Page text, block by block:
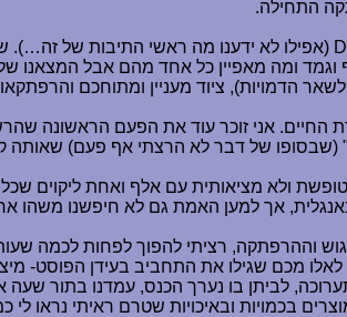
התחילה.
(אפילו לא ידענו מה ראשי התיבות של זה…
).
וגמד ומה מאפיין כל אחד מהם אבל המצאנו
הדמויות), ציוד מעניין ומתוחכם
החיים. אני זוכר עוד את הפעם הראשונה
(שבסופו של דבר לא הרצתי אף פעם)
ולא מציאותית עם אלף ואחת ליקוים
אך למען האמת גם לא חיפשנו משהו
לאלו מכם שגילו את התחביב בעידן הפוסט-
לביתן בו נערך הכנס, עמדנו בתור
בכמויות ובאיכויות שטרם ראיתי